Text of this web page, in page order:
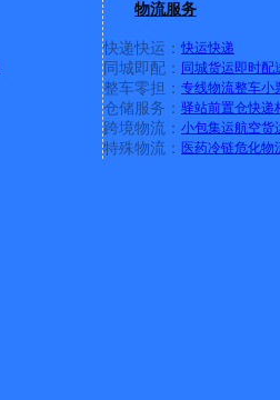
物流服务
快递快运： 快运快递
同城即配： 同城货运即时配
整车零担： 专线物流整车小
仓储服务： 驿站前置仓快递
跨境物流： 小包集运航空货
特殊物流： 医药冷链危化物